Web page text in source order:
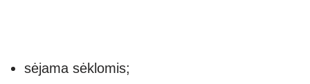
sėjama sėklomis;